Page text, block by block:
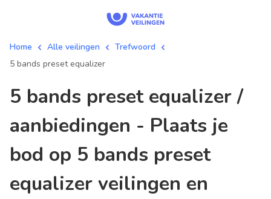
Home Alle veilingen
Trefwoord
5 bands preset equalizer
5 bands preset equalizer /
aanbiedingen - Plaats je
bod op 5 bands preset
equalizer veilingen en